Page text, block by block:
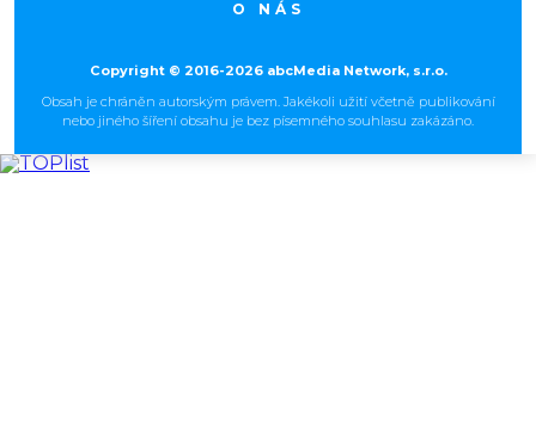
O NÁS
Copyright © 2016-2026 abcMedia Network, s.r.o.
Obsah je chráněn autorským právem. Jakékoli užití včetně publikování
nebo jiného šíření obsahu je bez písemného souhlasu zakázáno.